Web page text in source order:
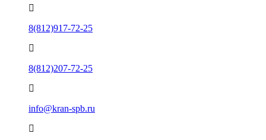
8(812)917-72-25
8(812)207-72-25
info@kran-spb.ru